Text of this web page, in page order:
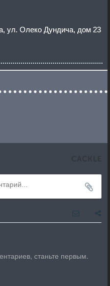
ул. Олеко Дундича, дом 23
станьте первым.